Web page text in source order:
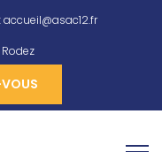
accueil@asac12.fr
VOUS